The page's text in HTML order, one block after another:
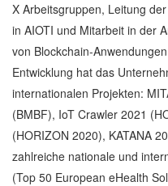
X Arbeitsgruppen, Leitung
in AIOTI und Mitarbeit in der
von Blockchain-
Entwicklung hat das
internationalen Projekten:
(BMBF), IoT Crawler 2021
(HORIZON 2020), KATANA
zahlreiche nationale und
(Top 50 European eHealth